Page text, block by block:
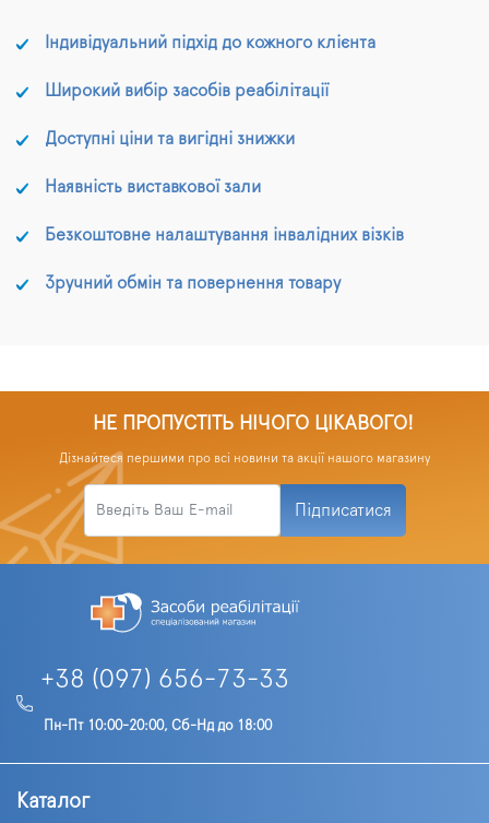
Індивідуальний підхід до кожного клієнта
Широкий вибір засобів реабілітації
Доступні ціни та вигідні знижки
Наявність виставкової зали
Безкоштовне налаштування інвалідних візків
Зручний обмін та повернення товару
НЕ ПРОПУСТІТЬ НІЧОГО ЦІКАВОГО!
Дізнайтеся першими про всі новини та акції нашого магазину
Підписатися
+38 (097) 656-73-33
Пн-Пт 10:00-20:00, Сб-Нд до 18:00
Каталог